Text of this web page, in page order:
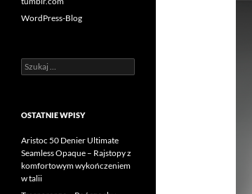
WordPress-Blog
Szukaj:
OSTATNIE WPISY
Aristoc 50 Denier Ultimate
Seamless Opaque – Rajstopy z
komfortowym wykończeniem
w talii